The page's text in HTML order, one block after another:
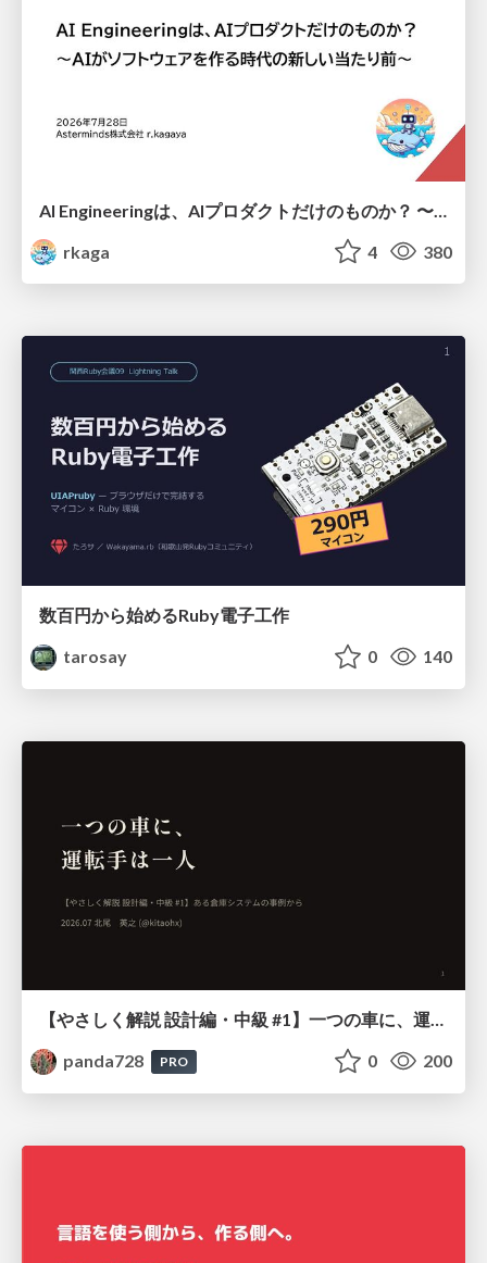
rkaga
4 380
数百円から始めるRuby電子工作
tarosay
0 140
【やさしく解説 設計編・中級 #1】一つの車に、運転手は一人 ～ある倉庫システムの事例から～
panda728
PRO 0 200